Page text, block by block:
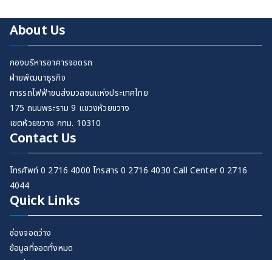
About Us
กองบริหารอาคารจอดรถ
ฝ่ายพัฒนาธุรกิจ
การรถไฟฟ้าขนส่งมวลชนแห่งประเทศไทย
175 ถนนพระราม 9 แขวงห้วยขวาง
เขตห้วยขวาง กทม. 10310
Contact Us
โทรศัพท์ 0 2716 4000 โทรสาร 0 2716 4030 Call Center 0 2716
4044
Quick Links
ช่องจอดว่าง
ข้อมูลที่จอดทั้งหมด